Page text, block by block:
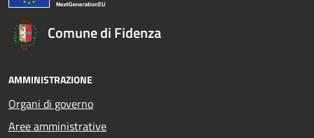
Comune di Fidenza
AMMINISTRAZIONE
Organi di governo
Aree amministrative